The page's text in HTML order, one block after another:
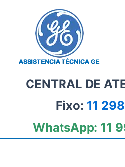
CENTRAL DE
Fixo: 11
WhatsApp: 11